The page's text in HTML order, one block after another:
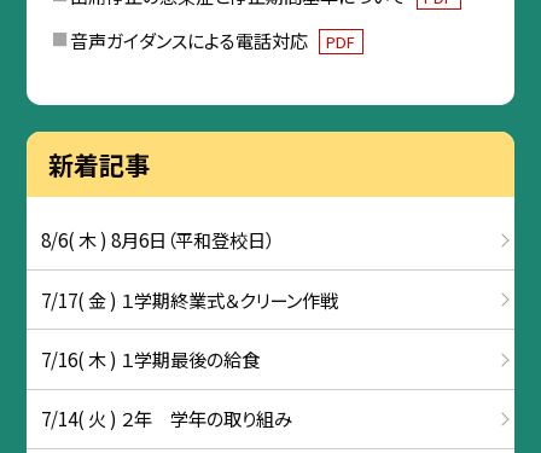
音声ガイダンスによる電話対応 PDF
新着記事
8/6( 木 ) 8月6日（平和登校日）
7/17( 金 ) １学期終業式＆クリーン作戦
7/16( 木 ) １学期最後の給食
7/14( 火 ) ２年 学年の取り組み